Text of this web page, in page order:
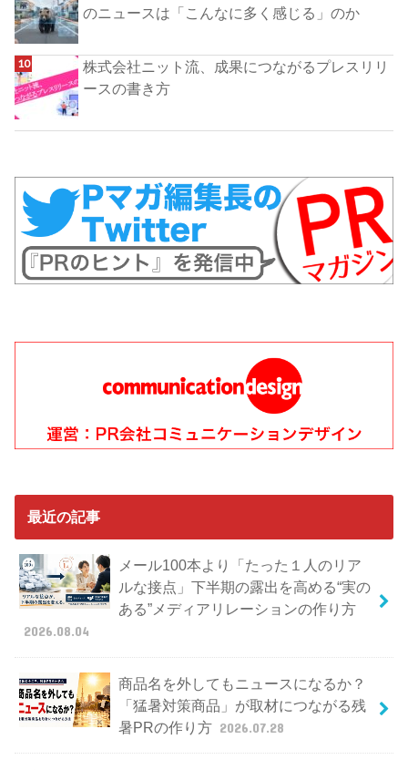
のニュースは「こんなに多く感じる」のか
株式会社ニット流、成果につながるプレスリリ
ースの書き方
最近の記事
メール100本より「たった１人のリア
ルな接点」下半期の露出を高める“実の
ある”メディアリレーションの作り方
2026.08.04
商品名を外してもニュースになるか？
「猛暑対策商品」が取材につながる残
暑PRの作り方 2026.07.28